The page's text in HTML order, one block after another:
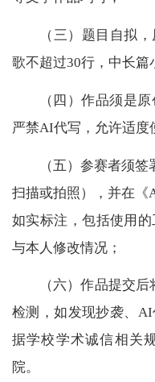
（三）题目自拟
歌不超过30行，中长篇
（四）作品须是
严禁AI代写，允许适度
（五）参赛者须
扫描或拍照），并在《
如实标注，包括使用
与本人修改情况；
（六）作品提交
检测，如发现抄袭、
据学校学术诚信相关
院。